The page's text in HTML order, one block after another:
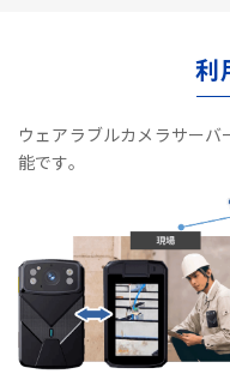
利
ウェアラブルカメラサー
能です。